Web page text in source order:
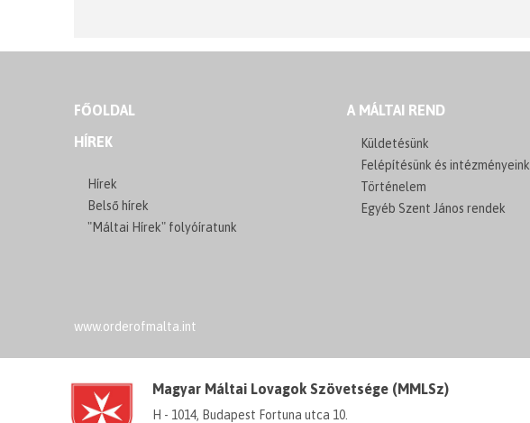
FŐOLDAL
HÍREK
Hírek
Belső hírek
"Máltai Hírek" folyóíratunk
A MÁLTAI REND
Küldetésünk
Felépítésünk és intézményeink
Történelem
Egyéb Szent János rendek
www.orderofmalta.int
Magyar Máltai Lovagok Szövetsége (MMLSz)
H - 1014, Budapest Fortuna utca 10.